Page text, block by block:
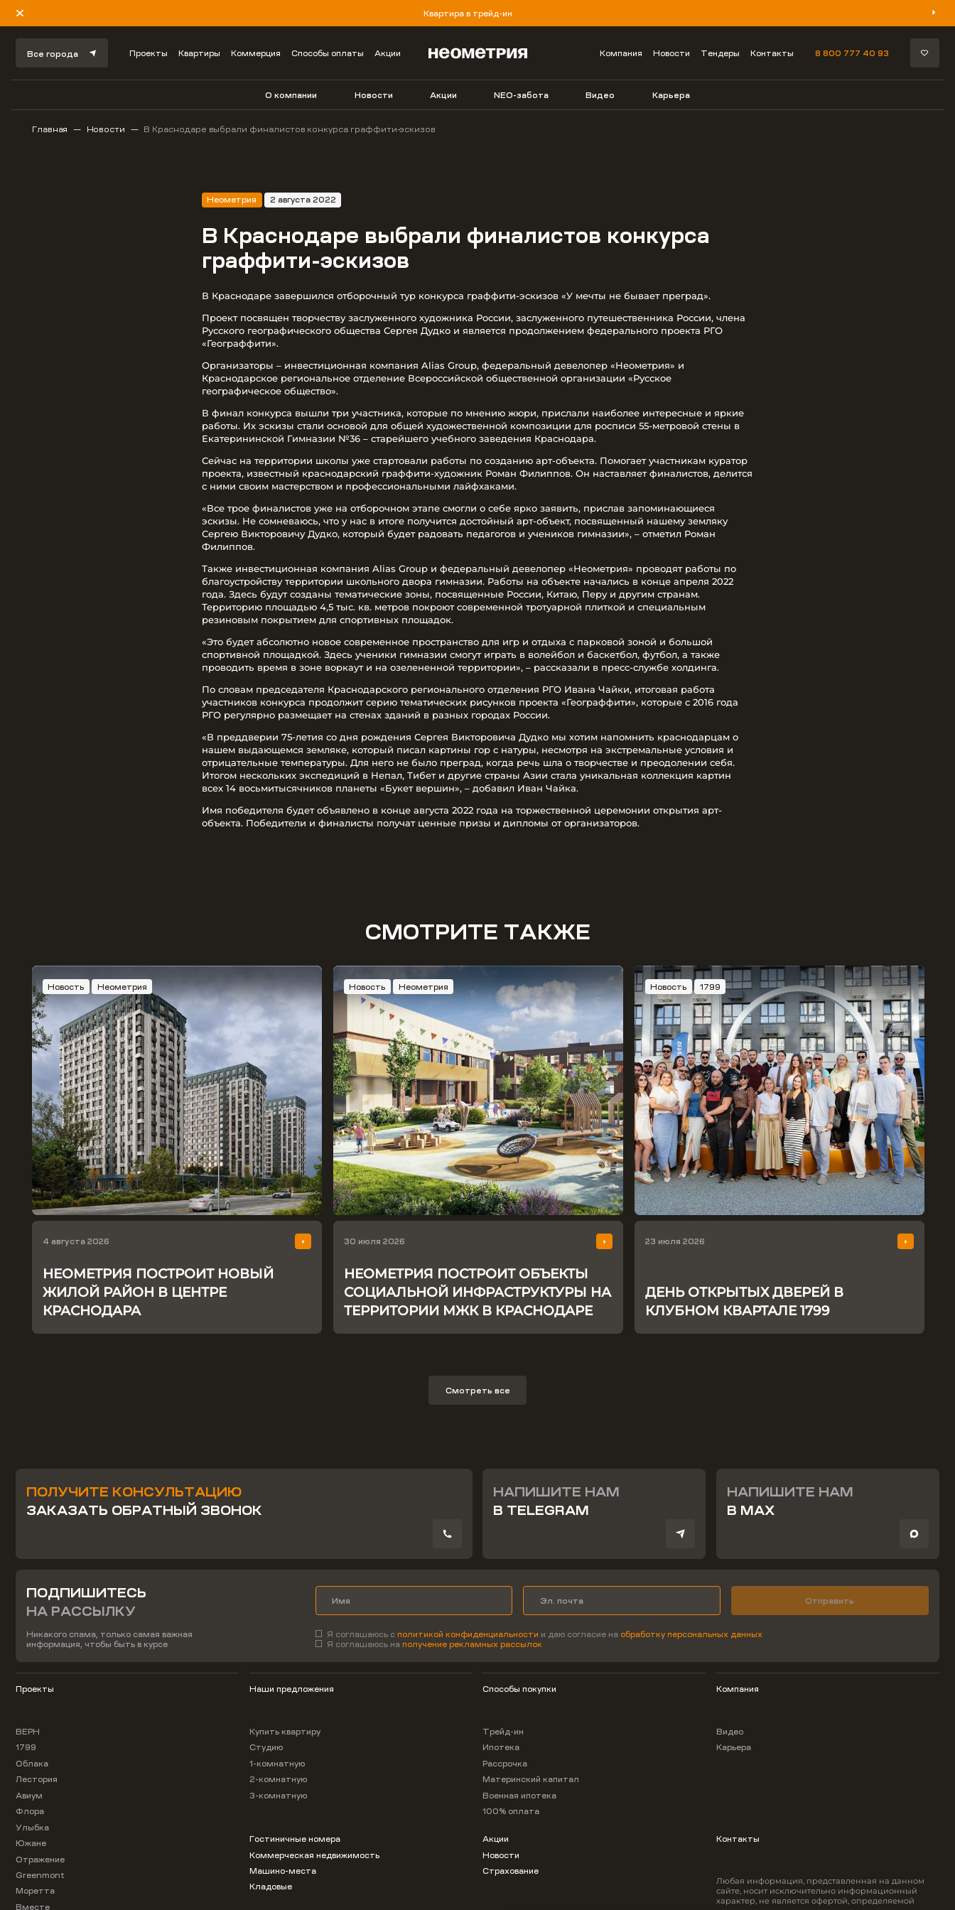
Квартира в трейд-ин
Все города Проекты Квартиры Коммерция Способы оплаты Акции Компания Новости Тендеры Контакты 8 800 777 40 93
О компании Новости Акции NEO-забота Видео Карьера
Главная Новости В Краснодаре выбрали финалистов конкурса граффити-эскизов
Неометрия 2 августа 2022
В Краснодаре выбрали финалистов конкурса
граффити-эскизов
В Краснодаре завершился отборочный тур конкурса граффити-эскизов «У мечты не бывает преград».
Проект посвящен творчеству заслуженного художника России, заслуженного путешественника России, члена
Русского географического общества Сергея Дудко и является продолжением федерального проекта РГО
«Географфити».
Организаторы – инвестиционная компания Alias Group, федеральный девелопер «Неометрия» и
Краснодарское региональное отделение Всероссийской общественной организации «Русское
географическое общество».
В финал конкурса вышли три участника, которые по мнению жюри, прислали наиболее интересные и яркие
работы. Их эскизы стали основой для общей художественной композиции для росписи 55-метровой стены в
Екатерининской Гимназии №36 – старейшего учебного заведения Краснодара.
Сейчас на территории школы уже стартовали работы по созданию арт-объекта. Помогает участникам куратор
проекта, известный краснодарский граффити-художник Роман Филиппов. Он наставляет финалистов, делится
с ними своим мастерством и профессиональными лайфхаками.
«Все трое финалистов уже на отборочном этапе смогли о себе ярко заявить, прислав запоминающиеся
эскизы. Не сомневаюсь, что у нас в итоге получится достойный арт-объект, посвященный нашему земляку
Сергею Викторовичу Дудко, который будет радовать педагогов и учеников гимназии», – отметил Роман
Филиппов.
Также инвестиционная компания Alias Group и федеральный девелопер «Неометрия» проводят работы по
благоустройству территории школьного двора гимназии. Работы на объекте начались в конце апреля 2022
года. Здесь будут созданы тематические зоны, посвященные России, Китаю, Перу и другим странам.
Территорию площадью 4,5 тыс. кв. метров покроют современной тротуарной плиткой и специальным
резиновым покрытием для спортивных площадок.
«Это будет абсолютно новое современное пространство для игр и отдыха с парковой зоной и большой
спортивной площадкой. Здесь ученики гимназии смогут играть в волейбол и баскетбол, футбол, а также
проводить время в зоне воркаут и на озелененной территории», – рассказали в пресс-службе холдинга.
По словам председателя Краснодарского регионального отделения РГО Ивана Чайки, итоговая работа
участников конкурса продолжит серию тематических рисунков проекта «Географфити», которые с 2016 года
РГО регулярно размещает на стенах зданий в разных городах России.
«В преддверии 75-летия со дня рождения Сергея Викторовича Дудко мы хотим напомнить краснодарцам о
нашем выдающемся земляке, который писал картины гор с натуры, несмотря на экстремальные условия и
отрицательные температуры. Для него не было преград, когда речь шла о творчестве и преодолении себя.
Итогом нескольких экспедиций в Непал, Тибет и другие страны Азии стала уникальная коллекция картин
всех 14 восьмитысячников планеты «Букет вершин», – добавил Иван Чайка.
Имя победителя будет объявлено в конце августа 2022 года на торжественной церемонии открытия арт-
объекта. Победители и финалисты получат ценные призы и дипломы от организаторов.
СМОТРИТЕ ТАКЖЕ
Новость Неометрия
4 августа 2026
НЕОМЕТРИЯ ПОСТРОИТ НОВЫЙ
ЖИЛОЙ РАЙОН В ЦЕНТРЕ
КРАСНОДАРА
Новость Неометрия
30 июля 2026
НЕОМЕТРИЯ ПОСТРОИТ ОБЪЕКТЫ
СОЦИАЛЬНОЙ ИНФРАСТРУКТУРЫ НА
ТЕРРИТОРИИ МЖК В КРАСНОДАРЕ
Новость 1799
23 июля 2026
ДЕНЬ ОТКРЫТЫХ ДВЕРЕЙ В
КЛУБНОМ КВАРТАЛЕ 1799
Смотреть все
ПОЛУЧИТЕ КОНСУЛЬТАЦИЮ
ЗАКАЗАТЬ ОБРАТНЫЙ ЗВОНОК
НАПИШИТЕ НАМ
В TELEGRAM
НАПИШИТЕ НАМ
В MAX
ПОДПИШИТЕСЬ
НА РАССЫЛКУ
Никакого спама, только самая важная
информация, чтобы быть в курсе
Отправить
Я соглашаюсь сполитикой конфиденциальности и даю согласие на обработку персональных данных
Я соглашаюсь наполучение рекламных рассылок
Проекты
ВЕРН
1799
Облака
Лестория
Авиум
Флора
Улыбка
Южане
Отражение
Greenmont
Моретта
Вместе
Наши предложения
Купить квартиру
Студию
1-комнатную
2-комнатную
3-комнатную
Гостиничные номера
Коммерческая недвижимость
Машино-места
Кладовые
Способы покупки
Трейд-ин
Ипотека
Рассрочка
Материнский капитал
Военная ипотека
100% оплата
Акции
Новости
Страхование
Компания
Видео
Карьера
Контакты
Любая информация, представленная на данном
сайте, носит исключительно информационный
характер, не является офертой, определяемой